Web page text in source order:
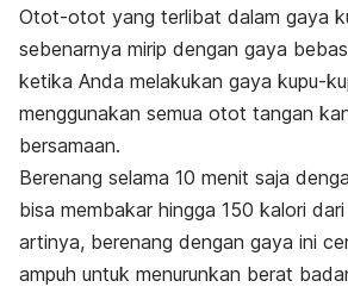
Otot-otot yang terlibat dalam gaya
sebenarnya mirip dengan gaya
ketika Anda melakukan gaya kupu-
menggunakan semua otot tangan
bersamaan.
Berenang selama 10 menit saja
bisa membakar hingga 150 kalori
artinya, berenang dengan gaya ini
ampuh untuk menurunkan berat